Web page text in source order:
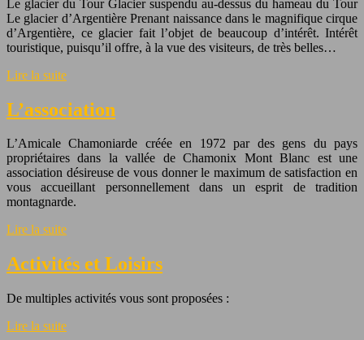
Le glacier du Tour Glacier suspendu au-dessus du hameau du Tour
Le glacier d’Argentière Prenant naissance dans le magnifique cirque
d’Argentière, ce glacier fait l’objet de beaucoup d’intérêt. Intérêt
touristique, puisqu’il offre, à la vue des visiteurs, de très belles…
Lire la suite
L’association
L’Amicale Chamoniarde créée en 1972 par des gens du pays
propriétaires dans la vallée de Chamonix Mont Blanc est une
association désireuse de vous donner le maximum de satisfaction en
vous accueillant personnellement dans un esprit de tradition
montagnarde.
Lire la suite
Activités et Loisirs
De multiples activités vous sont proposées :
Lire la suite